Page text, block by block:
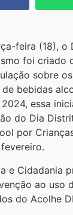
feira (18), o
foi criado
sobre
bebidas
essa
do Dia
por
e Cidadania
ao uso
do Acolhe